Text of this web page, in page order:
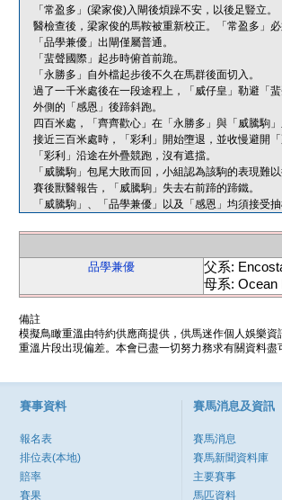
「常盈多」(梁家俊)入閘後煩躁不安，以後足豎立
醫檢查後，梁家俊的馬鞍被重新校正。「常盈多」
「品學兼優」出閘僅屬普通。
「蜚聲國際」起步時俯首前跪。
「永勝多」自外檔起步後不久在馬群後面切入。
過了一千米處後在一段途程上，「威仔皇」勒避「
外側的「感恩」後蹄斜跑。
四百米處，「齊齊歡心」在「永勝多」與「威騰駒
接近三百米處時，「彩利」開始墮退，並收慢避開
「彩利」沿途在外疊競跑，沒有遮擋。
「威騰駒」包尾大敗而回，小組認為該駒的表現難
賽後獸醫報告，「威騰駒」失去右前蹄的蹄鐵。
「威騰駒」、「品學兼優」以及「感恩」均須接受抽
品學兼優
父系:
母系: Ocean
備註
模擬鳥瞰重溫由特約供應商提供，供馬迷作個人娛樂
重溫片段出現偏差。本會已盡一切努力務求有關資料
賽事資料
報名表
排位表(本地)
賠率
賽果
賽馬消息及資訊
賽馬消息
賽馬新聞資料庫
主要賽事
馬匹資料